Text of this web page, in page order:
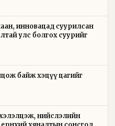
инновацад суурилсан
улс болгох суурийг
байж хэцүү цагийг
нийслэлийн